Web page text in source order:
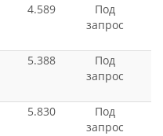
4.589
Под
запрос
5.388
Под
запрос
5.830
Под
запрос